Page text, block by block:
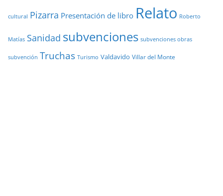
cultural Pizarra Presentación de libro Relato Roberto
Matías Sanidad subvenciones subvenciones obras
subvención Truchas Turismo Valdavido Villar del Monte